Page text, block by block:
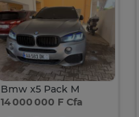
Bmw x5 Pack M
14 000 000 F Cfa